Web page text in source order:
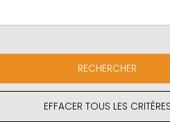
EFFACER TOUS LES CRITÈRES